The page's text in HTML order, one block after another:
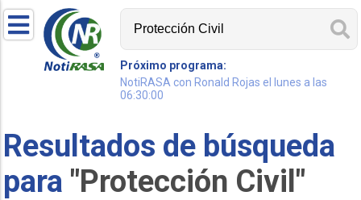
Próximo programa:
NotiRASA con Ronald Rojas el lunes a las
06:30:00
Resultados de búsqueda
para "Protección Civil"